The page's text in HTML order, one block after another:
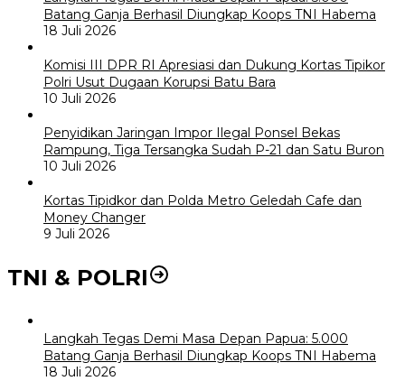
Batang Ganja Berhasil Diungkap Koops TNI Habema
18 Juli 2026
Komisi III DPR RI Apresiasi dan Dukung Kortas Tipikor
Polri Usut Dugaan Korupsi Batu Bara
10 Juli 2026
Penyidikan Jaringan Impor Ilegal Ponsel Bekas
Rampung, Tiga Tersangka Sudah P-21 dan Satu Buron
10 Juli 2026
Kortas Tipidkor dan Polda Metro Geledah Cafe dan
Money Changer
9 Juli 2026
TNI & POLRI
Langkah Tegas Demi Masa Depan Papua: 5.000
Batang Ganja Berhasil Diungkap Koops TNI Habema
18 Juli 2026